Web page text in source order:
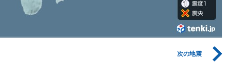
次の地震